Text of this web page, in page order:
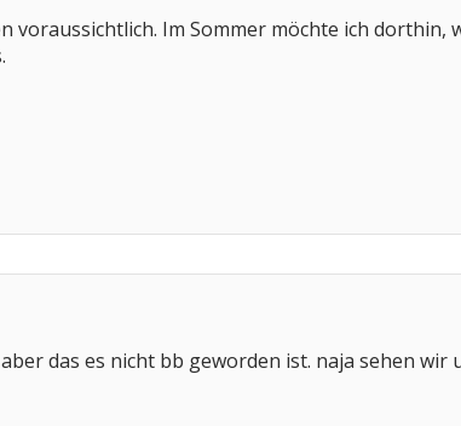
voraussichtlich. Im Sommer möchte ich
das es nicht bb geworden ist. naja sehen wir